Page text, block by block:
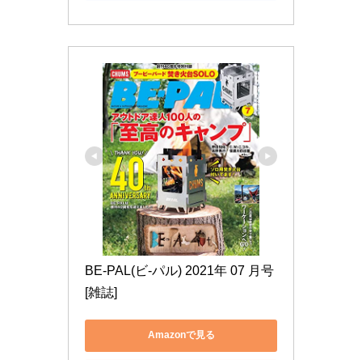
BE-PAL(ビ-パル) 2021年 07 月号
[雑誌]
Amazonで見る